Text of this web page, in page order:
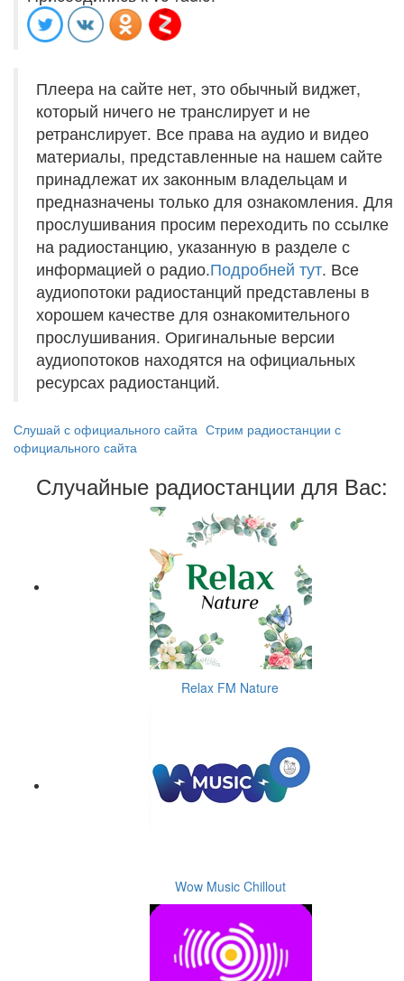
Плеера на сайте нет, это обычный виджет,
который ничего не транслирует и не
ретранслирует. Все права на аудио и видео
материалы, представленные на нашем сайте
принадлежат их законным владельцам и
предназначены только для ознакомления. Для
прослушивания просим переходить по ссылке
на радиостанцию, указанную в разделе с
информацией о радио.Подробней тут. Все
аудиопотоки радиостанций представлены в
хорошем качестве для ознакомительного
прослушивания. Оригинальные версии
аудиопотоков находятся на официальных
ресурсах радиостанций.
Слушай с официального сайта Стрим радиостанции с
официального сайта
Случайные радиостанции для Вас:
Relax FM Nature
Wow Music Chillout